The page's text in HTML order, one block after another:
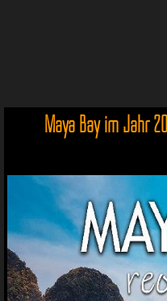
Maya Bay im Jahr